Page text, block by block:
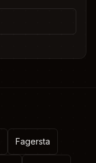
Fagersta